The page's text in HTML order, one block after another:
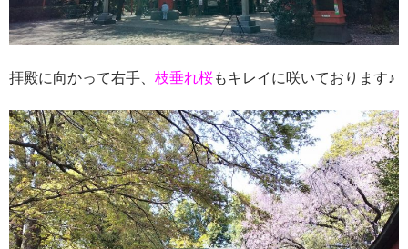
拝殿に向かって右手、 枝垂れ桜もキレイに咲いております♪